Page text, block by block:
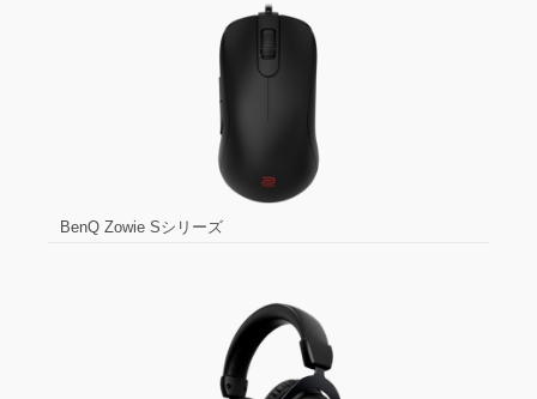
BenQ Zowie Sシリーズ